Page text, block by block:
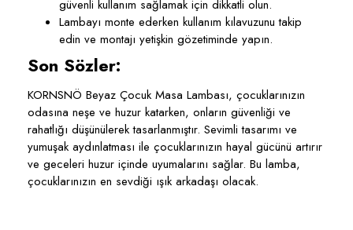
güvenli kullanım sağlamak için dikkatli olun.
Lambayı monte ederken kullanım kılavuzunu takip
edin ve montajı yetişkin gözetiminde yapın.
Son Sözler:
KORNSNÖ Beyaz Çocuk Masa Lambası, çocuklarınızın
odasına neşe ve huzur katarken, onların güvenliği ve
rahatlığı düşünülerek tasarlanmıştır. Sevimli tasarımı ve
yumuşak aydınlatması ile çocuklarınızın hayal gücünü artırır
ve geceleri huzur içinde uyumalarını sağlar. Bu lamba,
çocuklarınızın en sevdiği ışık arkadaşı olacak.